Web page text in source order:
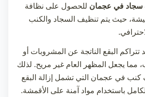
سجاد في عجمان للحصول على نظافة
حيث يتم تنظيف السجاد والكنب
البقع الناتجة عن المشروبات أو
مما يجعل المظهر العام غير مريح. لذلك
كنب في عجمان التي تشمل إزالة البقع
باستخدام مواد آمنة على الأقمشة.